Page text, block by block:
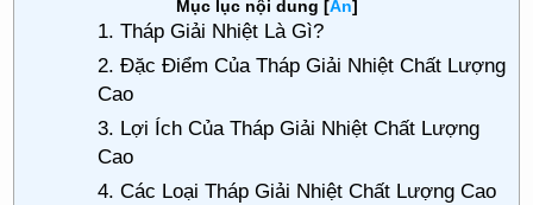
Mục lục nội dung [Ẩn]
1. Tháp Giải Nhiệt Là Gì?
2. Đặc Điểm Của Tháp Giải Nhiệt Chất Lượng
Cao
3. Lợi Ích Của Tháp Giải Nhiệt Chất Lượng
Cao
4. Các Loại Tháp Giải Nhiệt Chất Lượng Cao